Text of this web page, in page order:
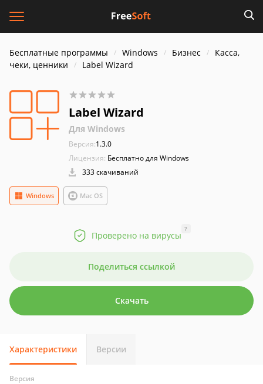
Бесплатные программы Windows Бизнес
Касса,
чеки, ценники
Label Wizard
Label Wizard
Для Windows
Версия:1.3.0
Лицензия: Бесплатно для Windows
333 скачиваний
Mac OS
Windows
Проверено на вирусы
?
Поделиться ссылкой
Скачать
Характеристики Версии
Версия